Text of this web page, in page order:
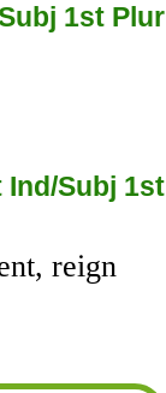
1st Plur
Ind/Subj 1st
reign